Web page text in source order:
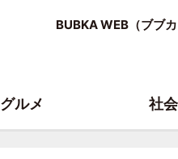
BUBKA WEB（ブブ
グルメ 社会